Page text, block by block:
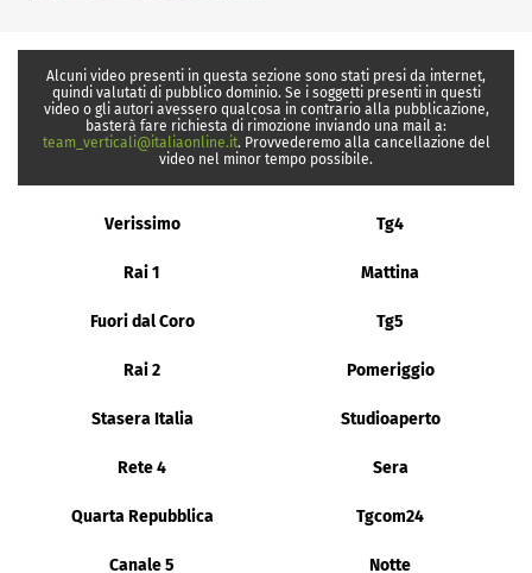
Alcuni video presenti in questa sezione sono stati presi da internet,
quindi valutati di pubblico dominio. Se i soggetti presenti in questi
video o gli autori avessero qualcosa in contrario alla pubblicazione,
basterà fare richiesta di rimozione inviando una mail a:
team_verticali@italiaonline.it. Provvederemo alla cancellazione del
video nel minor tempo possibile.
Verissimo Tg4
Rai 1 Mattina
Fuori dal Coro Tg5
Rai 2 Pomeriggio
Stasera Italia Studioaperto
Rete 4 Sera
Quarta Repubblica Tgcom24
Canale 5 Notte